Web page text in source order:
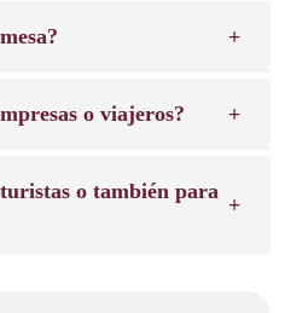
o viajeros?
o también para